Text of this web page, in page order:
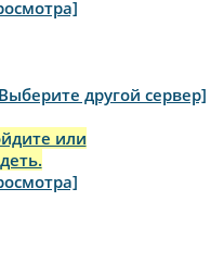
другой сервер]
или